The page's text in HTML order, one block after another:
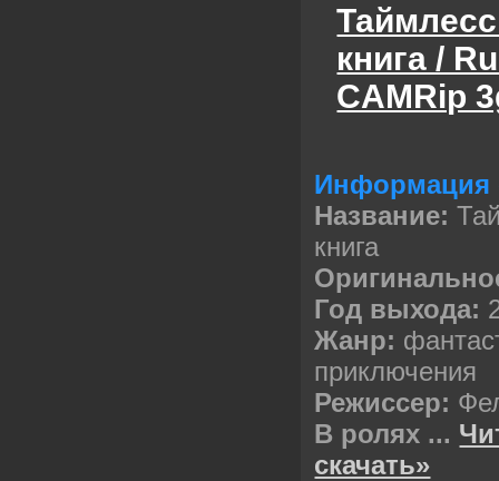
книга /
CAMRip
Название:
книга
Год выхода:
Жанр:
приключения
Режиссер:
В ролях ...
скачать»